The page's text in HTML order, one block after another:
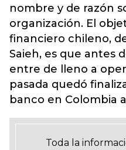
nombre y de razón
organización. El
financiero chileno,
Saieh, es que antes
entre de lleno a
pasada quedó
banco en Colombia
Toda la